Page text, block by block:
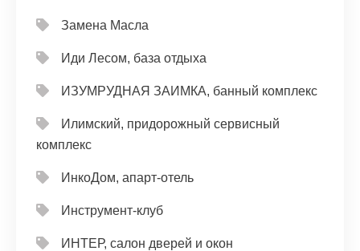
Замена Масла
Иди Лесом, база отдыха
ИЗУМРУДНАЯ ЗАИМКА, банный комплекс
Илимский, придорожный сервисный
комплекс
ИнкоДом, апарт-отель
Инструмент-клуб
ИНТЕР, салон дверей и окон